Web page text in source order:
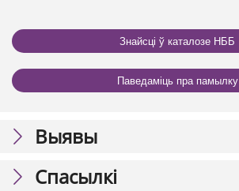
Знайсці ў каталозе НББ
Паведаміць пра памылку
Выявы
Спасылкі